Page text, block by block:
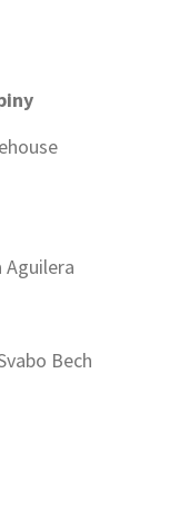
Aguilera
Bech